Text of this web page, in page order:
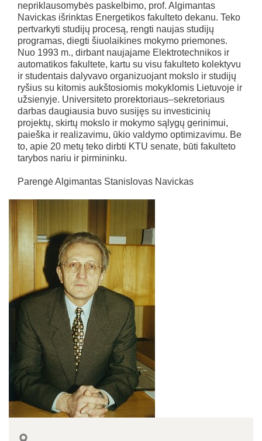
nepriklausomybės paskelbimo, prof. Algimantas
Navickas išrinktas Energetikos fakulteto dekanu. Teko
pertvarkyti studijų procesą, rengti naujas studijų
programas, diegti šiuolaikines mokymo priemones.
Nuo 1993 m., dirbant naujajame Elektrotechnikos ir
automatikos fakultete, kartu su visu fakulteto kolektyvu
ir studentais dalyvavo organizuojant mokslo ir studijų
ryšius su kitomis aukštosiomis mokyklomis Lietuvoje ir
užsienyje. Universiteto prorektoriaus–sekretoriaus
darbas daugiausia buvo susijęs su investicinių
projektų, skirtų mokslo ir mokymo sąlygų gerinimui,
paieška ir realizavimu, ūkio valdymo optimizavimu. Be
to, apie 20 metų teko dirbti KTU senate, būti fakulteto
tarybos nariu ir pirmininku.
Parengė Algimantas Stanislovas Navickas